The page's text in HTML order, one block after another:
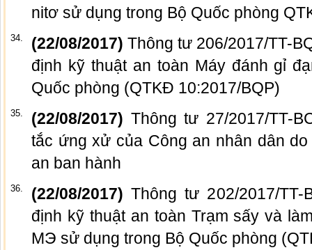
nitơ sử dụng trong Bộ Quốc phòng
34. (22/08/2017) Thông tư 206/2017/TT-
định kỹ thuật an toàn Máy đánh gỉ
Quốc phòng (QTKĐ 10:2017/BQP)
35. (22/08/2017) Thông tư 27/2017/TT-
tắc ứng xử của Công an nhân dân
an ban hành
36. (22/08/2017) Thông tư 202/2017/
định kỹ thuật an toàn Trạm sấy và
MЭ sử dụng trong Bộ Quốc phòng